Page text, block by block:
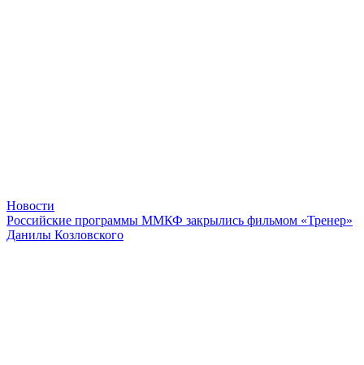
Новости
Российские программы ММКФ закрылись фильмом «Тренер»
Данилы Козловского